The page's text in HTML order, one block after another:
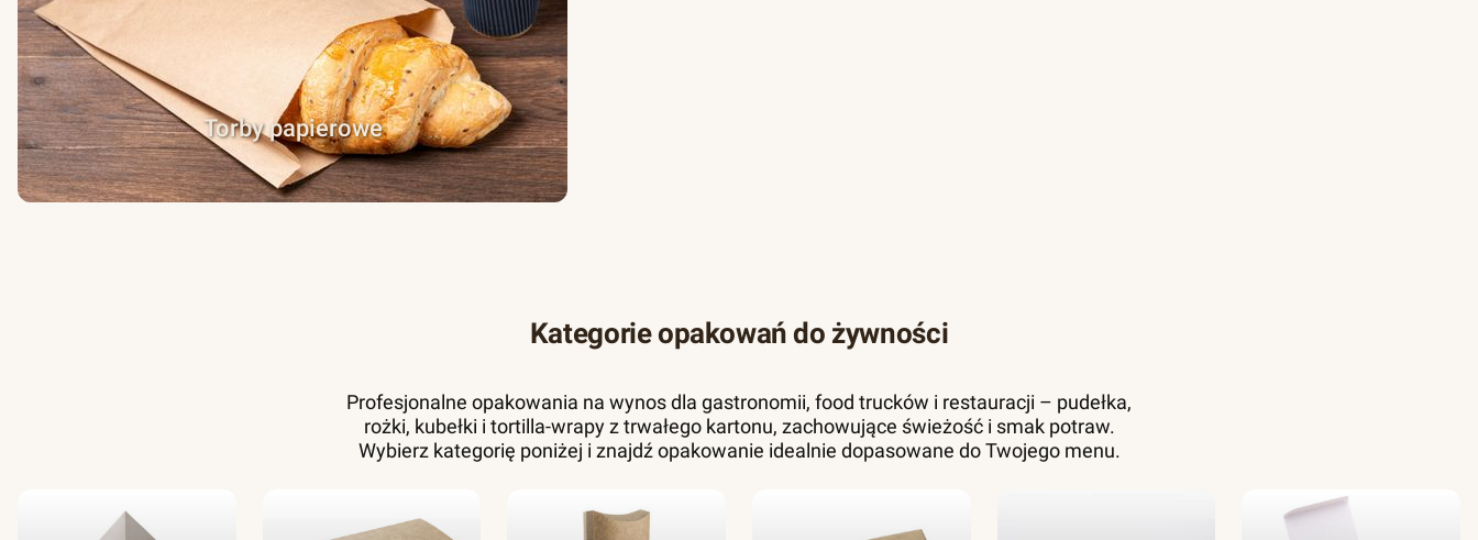
Torby papierowe
Kategorie opakowań do żywności
Profesjonalne opakowania na wynos dla gastronomii, food trucków i restauracji – pudełka,
rożki, kubełki i tortilla-wrapy z trwałego kartonu, zachowujące świeżość i smak potraw.
Wybierz kategorię poniżej i znajdź opakowanie idealnie dopasowane do Twojego menu.